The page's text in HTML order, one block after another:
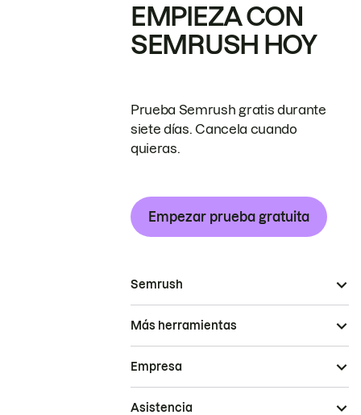
EMPIEZA CON
SEMRUSH HOY
Prueba Semrush gratis durante
siete días. Cancela cuando
quieras.
Empezar prueba gratuita
Semrush
Más herramientas
Empresa
Asistencia